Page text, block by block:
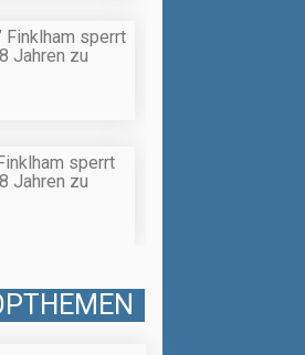
Finklham sperrt
Jahren zu
sperrt
Jahren zu